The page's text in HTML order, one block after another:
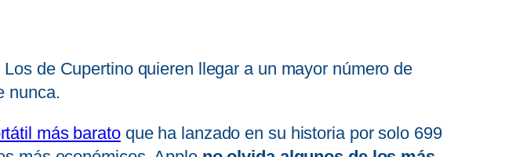
de Cupertino quieren llegar a un mayor número de
nunca.
más baratoque ha lanzado en su historia por solo 699